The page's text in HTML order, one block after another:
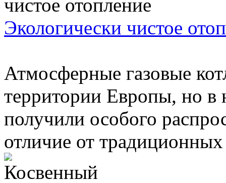
Экологически чистое
Атмосферные газовые
территории Европы, но в
получили особого
отличие от